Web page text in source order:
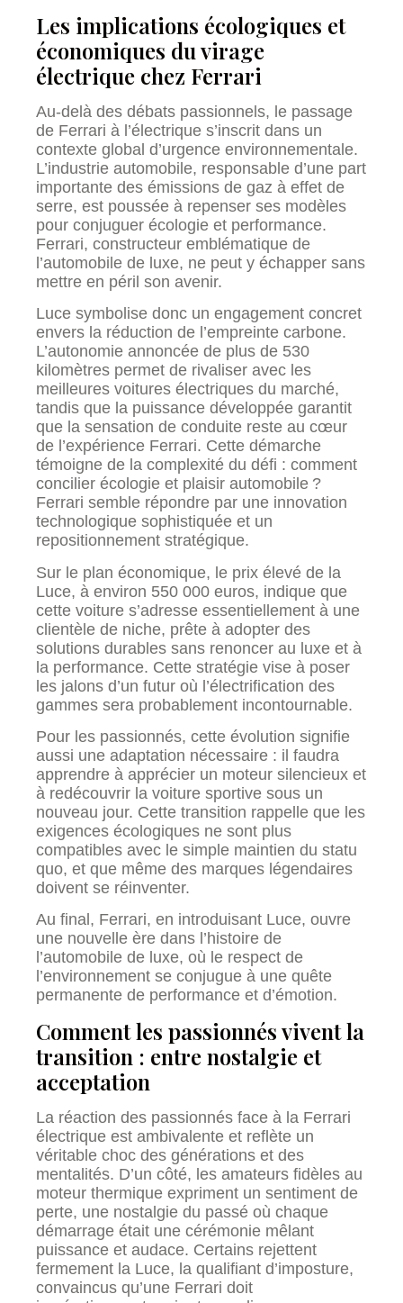
Les implications écologiques et
économiques du virage
électrique chez Ferrari
Au-delà des débats passionnels, le passage
de Ferrari à l’électrique s’inscrit dans un
contexte global d’urgence environnementale.
L’industrie automobile, responsable d’une part
importante des émissions de gaz à effet de
serre, est poussée à repenser ses modèles
pour conjuguer écologie et performance.
Ferrari, constructeur emblématique de
l’automobile de luxe, ne peut y échapper sans
mettre en péril son avenir.
Luce symbolise donc un engagement concret
envers la réduction de l’empreinte carbone.
L’autonomie annoncée de plus de 530
kilomètres permet de rivaliser avec les
meilleures voitures électriques du marché,
tandis que la puissance développée garantit
que la sensation de conduite reste au cœur
de l’expérience Ferrari. Cette démarche
témoigne de la complexité du défi : comment
concilier écologie et plaisir automobile ?
Ferrari semble répondre par une innovation
technologique sophistiquée et un
repositionnement stratégique.
Sur le plan économique, le prix élevé de la
Luce, à environ 550 000 euros, indique que
cette voiture s’adresse essentiellement à une
clientèle de niche, prête à adopter des
solutions durables sans renoncer au luxe et à
la performance. Cette stratégie vise à poser
les jalons d’un futur où l’électrification des
gammes sera probablement incontournable.
Pour les passionnés, cette évolution signifie
aussi une adaptation nécessaire : il faudra
apprendre à apprécier un moteur silencieux et
à redécouvrir la voiture sportive sous un
nouveau jour. Cette transition rappelle que les
exigences écologiques ne sont plus
compatibles avec le simple maintien du statu
quo, et que même des marques légendaires
doivent se réinventer.
Au final, Ferrari, en introduisant Luce, ouvre
une nouvelle ère dans l’histoire de
l’automobile de luxe, où le respect de
l’environnement se conjugue à une quête
permanente de performance et d’émotion.
Comment les passionnés vivent la
transition : entre nostalgie et
acceptation
La réaction des passionnés face à la Ferrari
électrique est ambivalente et reflète un
véritable choc des générations et des
mentalités. D’un côté, les amateurs fidèles au
moteur thermique expriment un sentiment de
perte, une nostalgie du passé où chaque
démarrage était une cérémonie mêlant
puissance et audace. Certains rejettent
fermement la Luce, la qualifiant d’imposture,
convaincus qu’une Ferrari doit